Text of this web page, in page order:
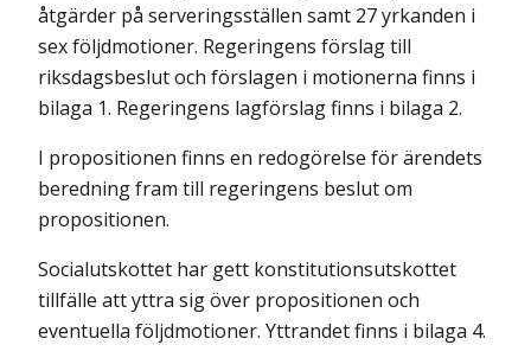
åtgärder på serveringsställen samt 27 yrkanden i
sex följdmotioner. Regeringens förslag till
riksdagsbeslut och förslagen i motionerna finns i
bilaga 1. Regeringens lagförslag finns i bilaga 2.
I propositionen finns en redogörelse för ärendets
beredning fram till regeringens beslut om
propositionen.
Socialutskottet har gett konstitutionsutskottet
tillfälle att yttra sig över propositionen och
eventuella följdmotioner. Yttrandet finns i bilaga 4.